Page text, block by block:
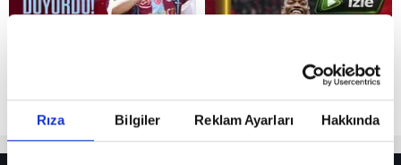
Rıza Bilgiler Reklam Ayarları Hakkında